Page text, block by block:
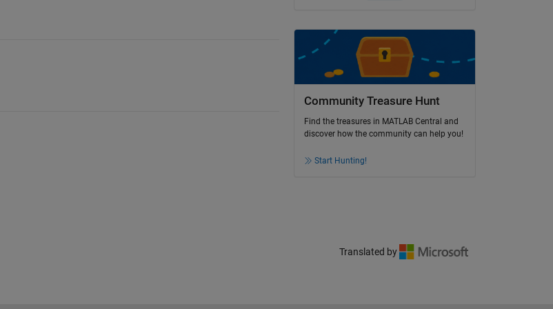
Community Treasure Hunt
Find the treasures in MATLAB Central and
discover how the community can help you!
Start Hunting!
Translated by